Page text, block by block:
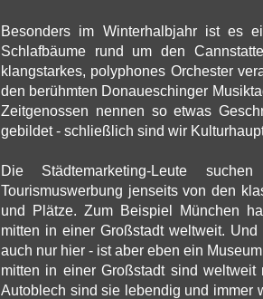
Besonders im Winterhalbjahr ist es
Schlafbäume rund um den
klangstarkes, polyphones Orchester
den berühmten Donaueschinger
Zeitgenossen nennen so etwas
gebildet - schließlich sind wir
Die Städtemarketing-Leute
Tourismuswerbung jenseits von den
und Plätze. Zum Beispiel München
mitten in einer Großstadt weltweit.
auch nur hier - ist aber eben ein
mitten in einer Großstadt sind
Autoblech sind sie lebendig und immer